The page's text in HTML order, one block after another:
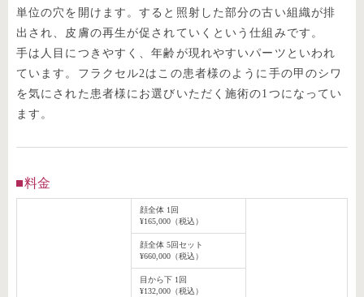
単位の穴を開けます。すると照射した部分の古い組織が排
出され、皮膚の再生が促されていくという仕組みです。
手は人目につきやすく、年齢が現れやすいパーツといわれ
ています。フラクセル2はこの患者様のように手の甲のシワ
を気にされた患者様にお選びいただく施術の1つになってい
ます。
料金
顔全体 1回
¥165,000（税込）
顔全体 5回セット
¥660,000（税込）
目から下 1回
¥132,000（税込）